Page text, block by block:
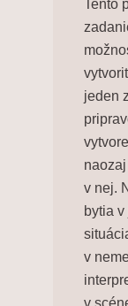
Tento
jeden
v nej.
bytia
v
v